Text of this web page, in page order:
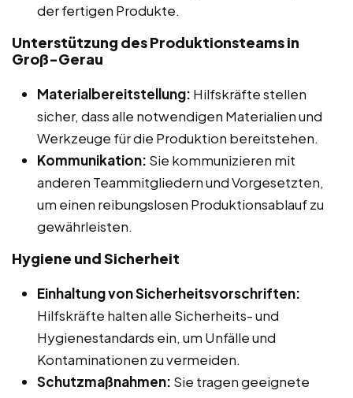
der fertigen Produkte.
Unterstützung des Produktionsteams in
Groß-Gerau
Materialbereitstellung: Hilfskräfte stellen
sicher, dass alle notwendigen Materialien und
Werkzeuge für die Produktion bereitstehen.
Kommunikation: Sie kommunizieren mit
anderen Teammitgliedern und Vorgesetzten,
um einen reibungslosen Produktionsablauf zu
gewährleisten.
Hygiene und Sicherheit
Einhaltung von Sicherheitsvorschriften:
Hilfskräfte halten alle Sicherheits- und
Hygienestandards ein, um Unfälle und
Kontaminationen zu vermeiden.
Schutzmaßnahmen: Sie tragen geeignete